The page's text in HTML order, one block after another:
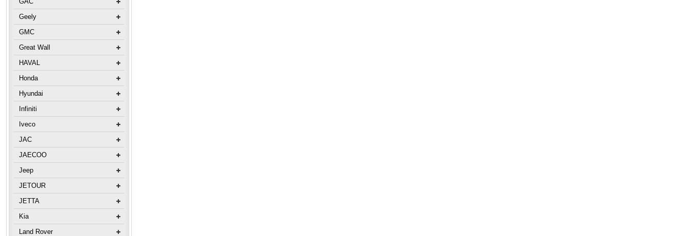
Geely
GMC
Great Wall
HAVAL
Honda
Hyundai
Infiniti
Iveco
JAC
JAECOO
Jeep
JETOUR
JETTA
Kia
Land Rover